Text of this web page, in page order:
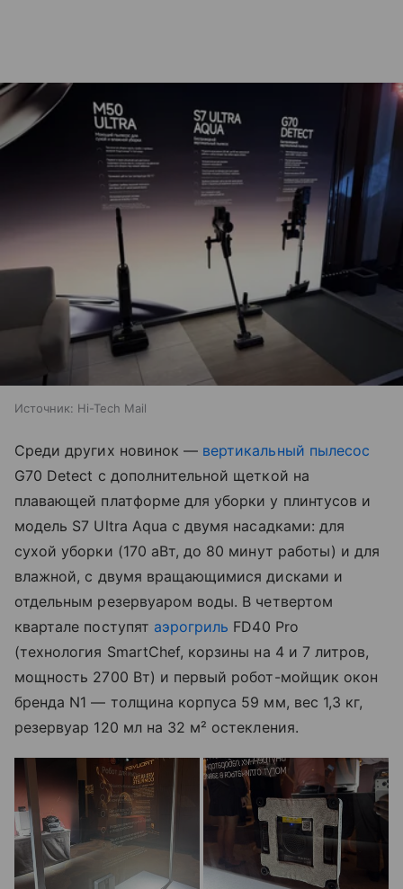
Источник: Hi-Tech Mail
Среди других новинок — вертикальный пылесос
G70 Detect с дополнительной щеткой на
плавающей платформе для уборки у плинтусов и
модель S7 Ultra Aqua с двумя насадками: для
сухой уборки (170 аВт, до 80 минут работы) и для
влажной, с двумя вращающимися дисками и
отдельным резервуаром воды. В четвертом
квартале поступят аэрогриль FD40 Pro
(технология SmartChef, корзины на 4 и 7 литров,
мощность 2700 Вт) и первый робот-мойщик окон
бренда N1 — толщина корпуса 59 мм, вес 1,3 кг,
резервуар 120 мл на 32 м² остекления.